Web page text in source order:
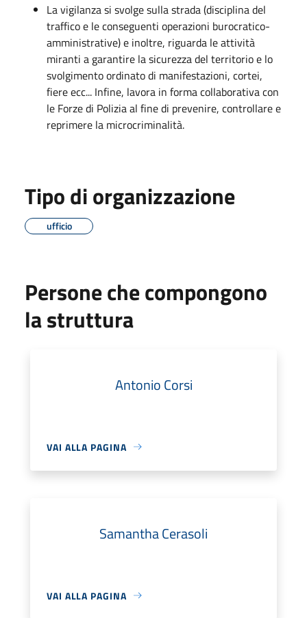
La vigilanza si svolge sulla strada (disciplina del
traffico e le conseguenti operazioni burocratico-
amministrative) e inoltre, riguarda le attività
miranti a garantire la sicurezza del territorio e lo
svolgimento ordinato di manifestazioni, cortei,
fiere ecc... Infine, lavora in forma collaborativa con
le Forze di Polizia al fine di prevenire, controllare e
reprimere la microcriminalità.
Tipo di organizzazione
ufficio
Persone che compongono
la struttura
Antonio Corsi
VAI ALLA PAGINA
Samantha Cerasoli
VAI ALLA PAGINA